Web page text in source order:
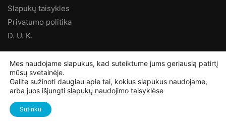
Slapukų taisykles
Privatumo politika
D. U. K.
©Ampertas.lt2025, Visos teisės saugomos
Mes naudojame slapukus, kad suteiktume jums geriausią patirtį
mūsų svetainėje.
Galite sužinoti daugiau apie tai, kokius slapukus naudojame,
arba juos išjungti slapukų naudojimo taisyklėse
Sutinku